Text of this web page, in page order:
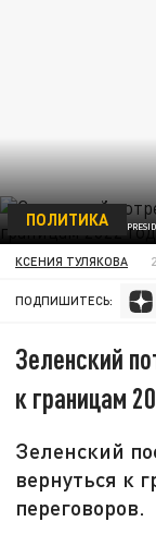
ФОТО:
ПОЛИТИКА
КСЕНИЯ ТУЛЯКОВА
ПОДПИШИТЕСЬ:
Зеленский
к границам
Зеленский
вернуться к
переговоров.